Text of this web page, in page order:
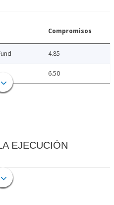
Compromisos
4.85
6.50
EJECUCIÓN